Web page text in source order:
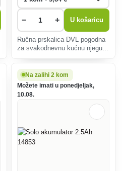
− + U košaricu
Ručna prskalica DVL pogodna
za svakodnevnu kućnu njegu
Na zalihi 2 kom
Možete imati u ponedjeljak,
10.08.